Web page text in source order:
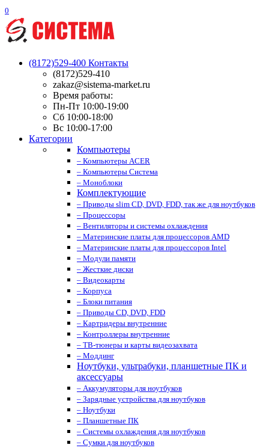
0
(8172)529-400 Контакты
(8172)529-410
zakaz@sistema-market.ru
Время работы:
Пн-Пт 10:00-19:00
Сб 10:00-18:00
Вс 10:00-17:00
Категории
Компьютеры
– Компьютеры ACER
– Компьютеры Система
– Моноблоки
Комплектующие
– Приводы slim CD, DVD, FDD, так же для ноутбуков
– Процессоры
– Вентиляторы и системы охлаждения
– Материнские платы для процессоров AMD
– Материнские платы для процессоров Intel
– Модули памяти
– Жесткие диски
– Видеокарты
– Корпуса
– Блоки питания
– Приводы CD, DVD, FDD
– Картридеры внутренние
– Контроллеры внутренние
– ТВ-тюнеры и карты видеозахвата
– Моддинг
Ноутбуки, ультрабуки, планшетные ПК и
аксессуары
– Аккумуляторы для ноутбуков
– Зарядные устройства для ноутбуков
– Ноутбуки
– Планшетные ПК
– Системы охлаждения для ноутбуков
– Сумки для ноутбуков